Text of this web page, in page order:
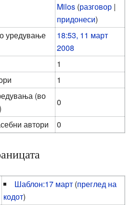
Milos (разговор |
придонеси)
уредување
18:53, 11 март
2008
1
1
(во
0
автори
0
Шаблон:17 март (преглед на
кодот)